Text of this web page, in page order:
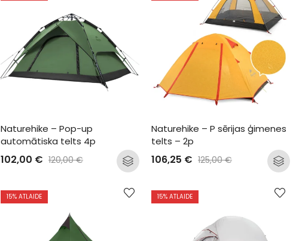
Naturehike – Pop-up
automātiska telts 4p
102,00 € 120,00€
Naturehike – P sērijas ģimenes
telts – 2p
106,25 € 125,00€
15% ATLAIDE 15% ATLAIDE